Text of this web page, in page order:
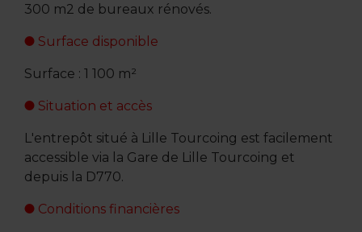
300 m2 de bureaux rénovés.
Surface disponible
Surface : 1 100 m²
Situation et accès
L'entrepôt situé à Lille Tourcoing est facilement
accessible via la Gare de Lille Tourcoing et
depuis la D770.
Conditions financières